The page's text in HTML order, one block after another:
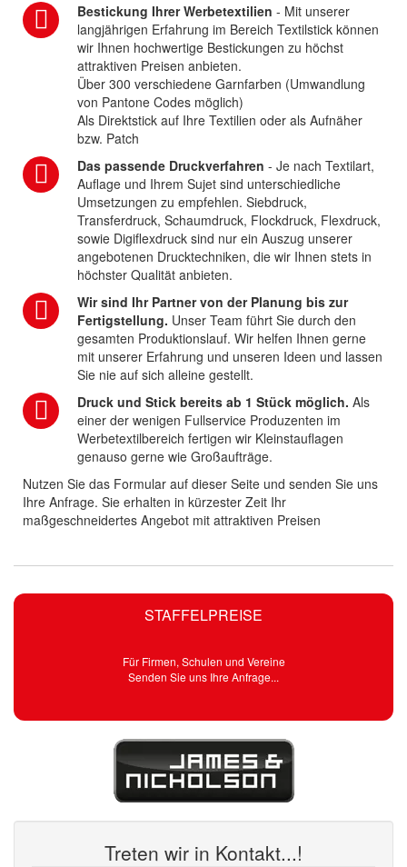
STAFFELPREISE
Für Firmen, Schulen und Vereine
Senden Sie uns Ihre Anfrage...
Treten wir in Kontakt...!
Bestickung Ihrer Werbetextilien - Mit unserer
langjährigen Erfahrung im Bereich Textilstick können
wir Ihnen hochwertige Bestickungen zu höchst
attraktiven Preisen anbieten.
Über 300 verschiedene Garnfarben (Umwandlung
von Pantone Codes möglich)
Als Direktstick auf Ihre Textilien oder als Aufnäher
bzw. Patch
Das passende Druckverfahren - Je nach Textilart,
Auflage und Ihrem Sujet sind unterschiedliche
Umsetzungen zu empfehlen. Siebdruck,
Transferdruck, Schaumdruck, Flockdruck, Flexdruck,
sowie Digiflexdruck sind nur ein Auszug unserer
angebotenen Drucktechniken, die wir Ihnen stets in
höchster Qualität anbieten.
Wir sind Ihr Partner von der Planung bis zur
Fertigstellung. Unser Team führt Sie durch den
gesamten Produktionslauf. Wir helfen Ihnen gerne
mit unserer Erfahrung und unseren Ideen und lassen
Sie nie auf sich alleine gestellt.
Druck und Stick bereits ab 1 Stück möglich. Als
einer der wenigen Fullservice Produzenten im
Werbetextilbereich fertigen wir Kleinstauflagen
genauso gerne wie Großaufträge.
Nutzen Sie das Formular auf dieser Seite und senden Sie uns
Ihre Anfrage. Sie erhalten in kürzester Zeit Ihr
maßgeschneidertes Angebot mit attraktiven Preisen